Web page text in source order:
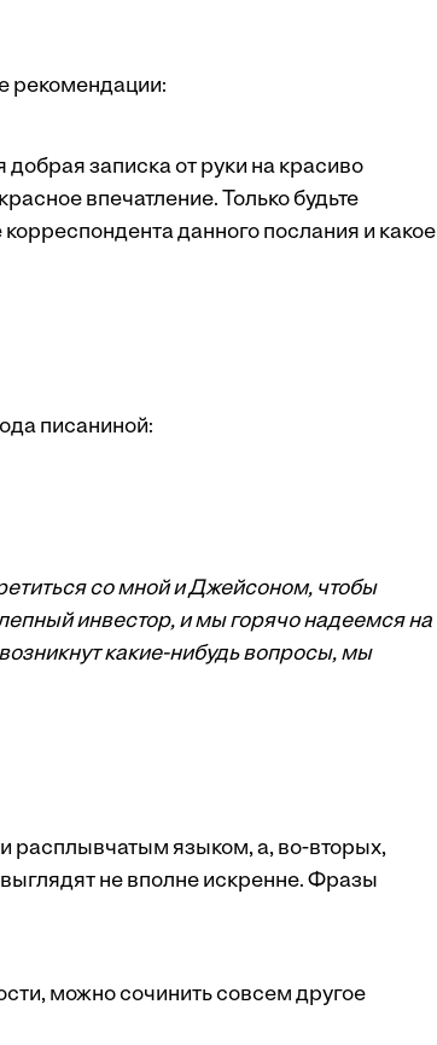
рекомендации:
добрая записка от руки на красиво
впечатление. Только будьте
данного послания и какое
писаниной:
со мной и Джейсоном, чтобы
инвестор, и мы горячо надеемся на
какие-нибудь вопросы, мы
расплывчатым языком, а, во-вторых,
не вполне искренне. Фразы
можно сочинить совсем другое